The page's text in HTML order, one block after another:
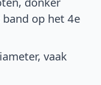
op het 4e
vaak